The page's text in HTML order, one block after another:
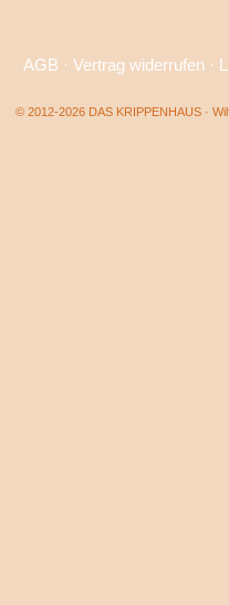
AGB · Vertrag widerrufen·
© 2012-2026 DAS KRIPPENHAUS ·